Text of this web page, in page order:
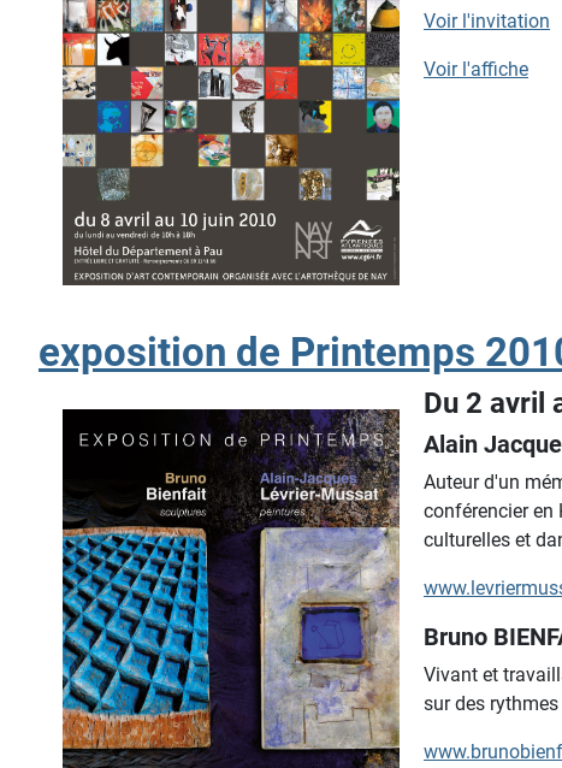
Voir l'invitation
Voir l'affiche
exposition de Printemps
Du 2 avril
Alain
Auteur d'un
conférencier en
culturelles et
Bruno
Vivant et
sur des